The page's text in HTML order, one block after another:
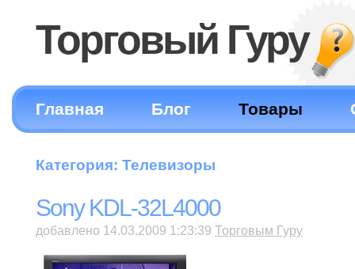
Торговый Гуру
Главная Блог Товары
Категория: Телевизоры
Sony KDL-32L4000
добавлено 14.03.2009 1:23:39 Торговым Гуру